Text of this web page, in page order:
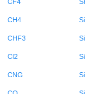
CH4
CHF3
Cl2
CNG